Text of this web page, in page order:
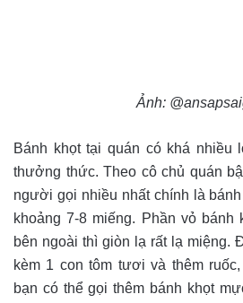
Ảnh:
Bánh khọt tại quán có khá nhiều
thưởng thức. Theo cô chủ quán
người gọi nhiều nhất chính là
khoảng 7-8 miếng. Phần vỏ bánh
bên ngoài thì giòn lạ rất lạ miệng.
kèm 1 con tôm tươi và thêm
bạn có thể gọi thêm bánh khọt